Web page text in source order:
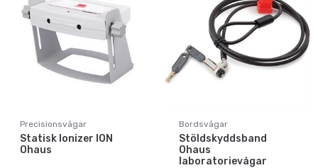
Precisionsvågar
Statisk Ionizer ION
Ohaus
Bordsvågar
Stöldskyddsband
Ohaus
laboratorievågar